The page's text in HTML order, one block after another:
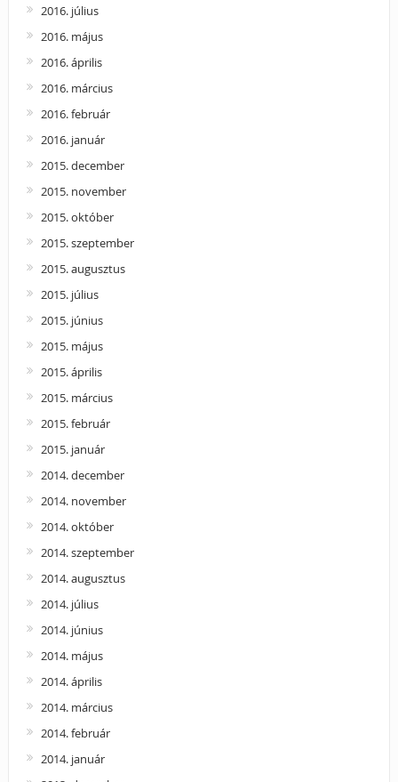
2016. július
2016. május
2016. április
2016. március
2016. február
2016. január
2015. december
2015. november
2015. október
2015. szeptember
2015. augusztus
2015. július
2015. június
2015. május
2015. április
2015. március
2015. február
2015. január
2014. december
2014. november
2014. október
2014. szeptember
2014. augusztus
2014. július
2014. június
2014. május
2014. április
2014. március
2014. február
2014. január